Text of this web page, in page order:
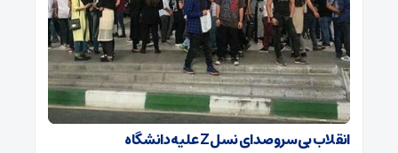
انقلاب بی‌سروصدای نسل Z علیه دانشگاه